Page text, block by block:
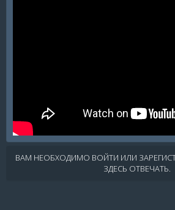
ВАМ НЕОБХОДИМО ВОЙТИ ИЛИ
ЗДЕСЬ ОТВЕЧАТЬ.